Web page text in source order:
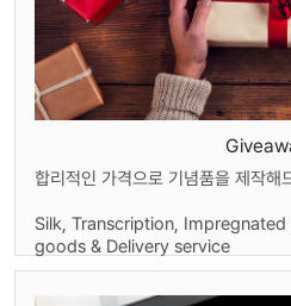
합리적인 가격으로 기념품을 제작해
Silk, Transcription,
goods & Delivery service